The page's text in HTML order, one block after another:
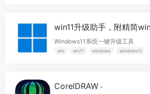
win11升级助手，附精简
Windows11系统一键升级工具
win win11 windows windows11
CorelDRAW -